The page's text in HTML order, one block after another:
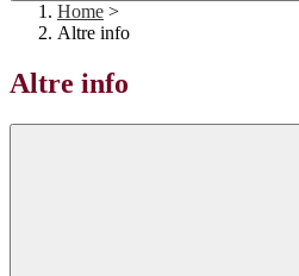
Home >
Altre info
Altre info